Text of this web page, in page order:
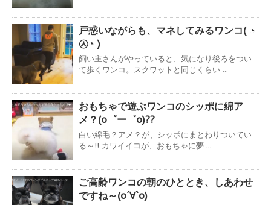
戸惑いながらも、マネしてみるワンコ( ◔
㉦◔ )
飼い主さんがやっていると、気になり後ろをつい
て歩くワンコ。スクワットと同じくらい ...
おもちゃで遊ぶワンコのシッポに綿ア
メ？(o゜ー゜o)??
白い綿毛？アメ？が、シッポにまとわりついてい
る～!! カワイイコが、おもちゃに夢 ...
ご高齢ワンコの朝のひととき、しあわせ
ですね～(о´∀`о)